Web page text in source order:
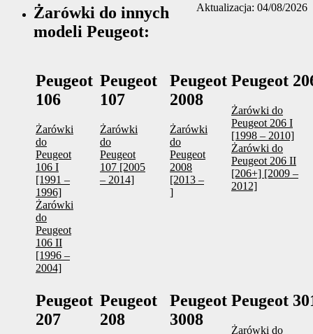
Aktualizacja: 04/08/2026
Żarówki do innych
modeli Peugeot:
Peugeot
106
Żarówki
do
Peugeot
106 I
[1991 –
1996]
Żarówki
do
Peugeot
106 II
[1996 –
2004]
Peugeot
107
Żarówki
do
Peugeot
107 [2005
– 2014]
Peugeot
2008
Żarówki
do
Peugeot
2008
[2013 –
]
Peugeot
Żarówki do
Peugeot 206 I
[1998 – 2010]
Żarówki do
Peugeot 206 II
[206+] [2009 –
2012]
Peugeot
207
Peugeot
208
Peugeot
3008
Peugeot
Żarówki do